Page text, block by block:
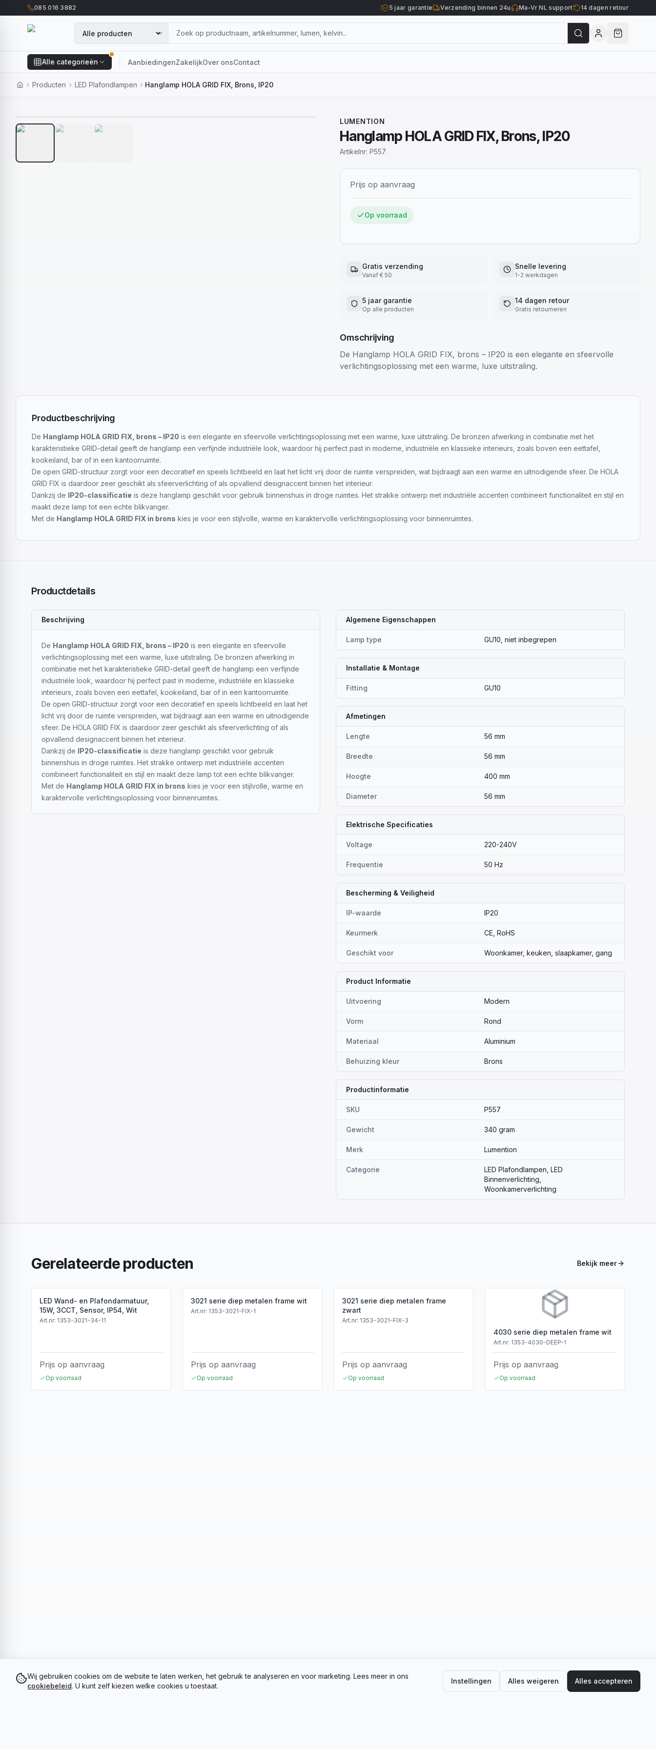
085 016 3882 5 jaar garantie Verzending binnen 24u Ma-Vr NL support 14 dagen retour
Alle categorieën AanbiedingenZakelijkOver onsContact
Producten LED Plafondlampen Hanglamp HOLA GRID FIX, Brons, IP20
LUMENTION
Hanglamp HOLA GRID FIX, Brons, IP20
Artikelnr: P557
Prijs op aanvraag
Op voorraad
Gratis verzending
Vanaf € 50
Snelle levering
1-2 werkdagen
5 jaar garantie
Op alle producten
14 dagen retour
Gratis retourneren
Omschrijving
De Hanglamp HOLA GRID FIX, brons – IP20 is een elegante en sfeervolle
verlichtingsoplossing met een warme, luxe uitstraling.
Productbeschrijving
De Hanglamp HOLA GRID FIX, brons – IP20 is een elegante en sfeervolle verlichtingsoplossing met een warme, luxe uitstraling. De bronzen afwerking in combinatie met het
karakteristieke GRID-detail geeft de hanglamp een verfijnde industriële look, waardoor hij perfect past in moderne, industriële en klassieke interieurs, zoals boven een eettafel,
kookeiland, bar of in een kantoorruimte.
De open GRID-structuur zorgt voor een decoratief en speels lichtbeeld en laat het licht vrij door de ruimte verspreiden, wat bijdraagt aan een warme en uitnodigende sfeer. De HOLA
GRID FIX is daardoor zeer geschikt als sfeerverlichting of als opvallend designaccent binnen het interieur.
Dankzij de IP20-classificatie is deze hanglamp geschikt voor gebruik binnenshuis in droge ruimtes. Het strakke ontwerp met industriële accenten combineert functionaliteit en stijl en
maakt deze lamp tot een echte blikvanger.
Met de Hanglamp HOLA GRID FIX in brons kies je voor een stijlvolle, warme en karaktervolle verlichtingsoplossing voor binnenruimtes.
Productdetails
Beschrijving
De Hanglamp HOLA GRID FIX, brons – IP20 is een elegante en sfeervolle
verlichtingsoplossing met een warme, luxe uitstraling. De bronzen afwerking in
combinatie met het karakteristieke GRID-detail geeft de hanglamp een verfijnde
industriële look, waardoor hij perfect past in moderne, industriële en klassieke
interieurs, zoals boven een eettafel, kookeiland, bar of in een kantoorruimte.
De open GRID-structuur zorgt voor een decoratief en speels lichtbeeld en laat het
licht vrij door de ruimte verspreiden, wat bijdraagt aan een warme en uitnodigende
sfeer. De HOLA GRID FIX is daardoor zeer geschikt als sfeerverlichting of als
opvallend designaccent binnen het interieur.
Dankzij de IP20-classificatie is deze hanglamp geschikt voor gebruik
binnenshuis in droge ruimtes. Het strakke ontwerp met industriële accenten
combineert functionaliteit en stijl en maakt deze lamp tot een echte blikvanger.
Met de Hanglamp HOLA GRID FIX in brons kies je voor een stijlvolle, warme en
karaktervolle verlichtingsoplossing voor binnenruimtes.
Algemene Eigenschappen
Lamp type GU10, niet inbegrepen
Installatie & Montage
Fitting GU10
Afmetingen
Lengte 56 mm
Breedte 56 mm
Hoogte 400 mm
Diameter 56 mm
Elektrische Specificaties
Voltage 220-240V
Frequentie 50 Hz
Bescherming & Veiligheid
IP-waarde IP20
Keurmerk CE, RoHS
Geschikt voor Woonkamer, keuken, slaapkamer, gang
Product Informatie
Uitvoering Modern
Vorm Rond
Materiaal Aluminium
Behuizing kleur Brons
Productinformatie
SKU P557
Gewicht 340 gram
Merk Lumention
Categorie
LED Plafondlampen, LED
Binnenverlichting,
Woonkamerverlichting
Gerelateerde producten Bekijk meer
LED Wand- en Plafondarmatuur,
15W, 3CCT, Sensor, IP54, Wit
Art.nr: 1353-3021-34-11
Prijs op aanvraag
Op voorraad
3021 serie diep metalen frame wit
Art.nr: 1353-3021-FIX-1
Prijs op aanvraag
Op voorraad
3021 serie diep metalen frame
zwart
Art.nr: 1353-3021-FIX-3
Prijs op aanvraag
Op voorraad
4030 serie diep metalen frame wit
Art.nr: 1353-4030-DEEP-1
Prijs op aanvraag
Op voorraad
Wij gebruiken cookies om de website te laten werken, het gebruik te analyseren en voor marketing. Lees meer in ons
cookiebeleid. U kunt zelf kiezen welke cookies u toestaat.
Instellingen Alles weigeren Alles accepteren